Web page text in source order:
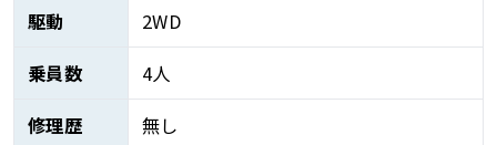
駆動
2WD
乗員数
4人
修理歴
無し